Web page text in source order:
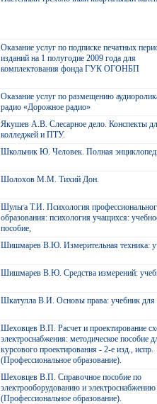
Оказание услуг по подписке печатных
изданий на 1 полугодие 2009 года для
комплектования фонда ГУК ОГОНБП
Оказание услуг по размещению
радио «Дорожное радио»
Якушев А.В. Слесарное дело. Конспекты
колледжей и ПТУ.
Школьник Ю. Человек. Полная
Шолохов М.М. Тихий Дон.
Шульга Т.И. Психология
образования: психология учащихся:
пособие,
Шишмарев В.Ю. Измерительная техника:
Шишмарев В.Ю. Средства измерений:
Шкатулла В.И. Основы права: учебник
Шеховцев В.П. Расчет и проектирование
электроснабжения: методическое пособие
курсового проектирования - 2-е изд., испр.
(Профессиональное образование).
Шеховцев В.П. Справочное пособие по
электрооборудованию и электроснабжению
(Профессиональное образование).